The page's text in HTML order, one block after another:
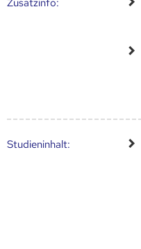
Studien­inhalt: